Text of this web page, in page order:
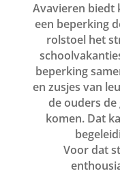
Avavieren biedt
een beperking
rolstoel het
beperking
en zusjes van
de ouders
komen. Dat
Voor dat